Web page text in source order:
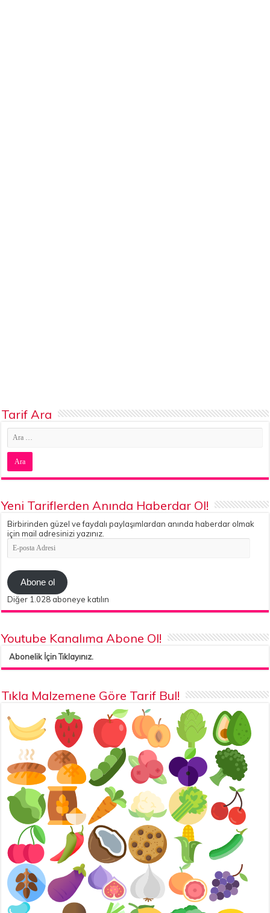
Tarif Ara
Yeni Tariflerden Anında Haberdar Ol!
Birbirinden güzel ve faydalı paylaşımlardan anında haberdar olmak
için mail adresinizi yazınız.
E-
posta
Abone ol
Diğer 1.028 aboneye katılın
Youtube Kanalıma Abone Ol!
Abonelik İçin Tıklayınız.
Tıkla Malzemene Göre Tarif Bul!